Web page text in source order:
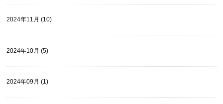
2024年11月 (10)
2024年10月 (5)
2024年09月 (1)